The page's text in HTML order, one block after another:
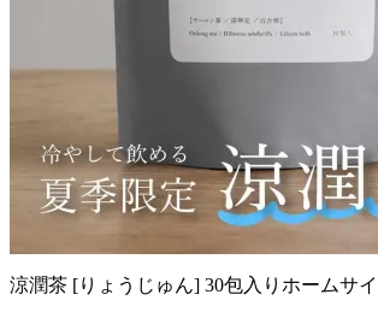
涼潤茶 [りょうじゅん] 30包入りホームサ